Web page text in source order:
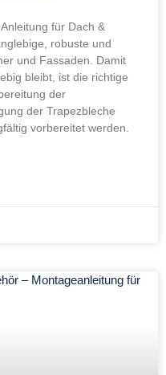
für Dach &
robuste und
und Fassaden. Damit
bleibt, ist die richtige
der
der Trapezbleche
vorbereitet werden.